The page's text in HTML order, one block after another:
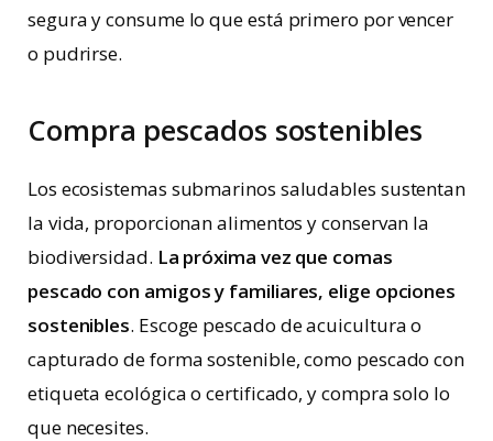
segura y consume lo que está primero por vencer
o pudrirse.
Compra pescados sostenibles
Los ecosistemas submarinos saludables sustentan
la vida, proporcionan alimentos y conservan la
biodiversidad. La próxima vez que comas
pescado con amigos y familiares, elige opciones
sostenibles. Escoge pescado de acuicultura o
capturado de forma sostenible, como pescado con
etiqueta ecológica o certificado, y compra solo lo
que necesites.